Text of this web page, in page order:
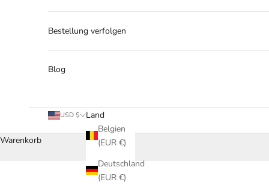
Bestellung verfolgen
Blog
USD $
Land
Belgien
(EUR €)
Deutschland
(EUR €)
Warenkorb